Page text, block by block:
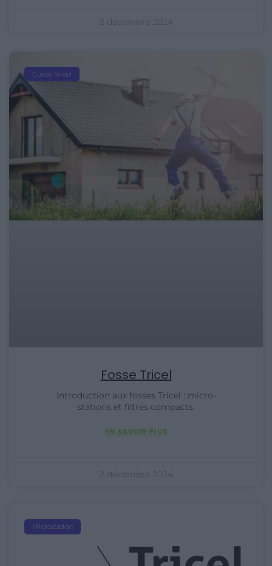
2 décembre 2024
Cuves Tricel
Fosse Tricel
Introduction aux fosses Tricel : micro-
stations et filtres compacts.
EN SAVOIR PLUS
2 décembre 2024
Microstation